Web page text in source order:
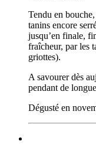
Tendu en
tanins encore
jusqu’en finale,
fraîcheur, par les
griottes).
A savourer dès
pendant de
Dégusté en